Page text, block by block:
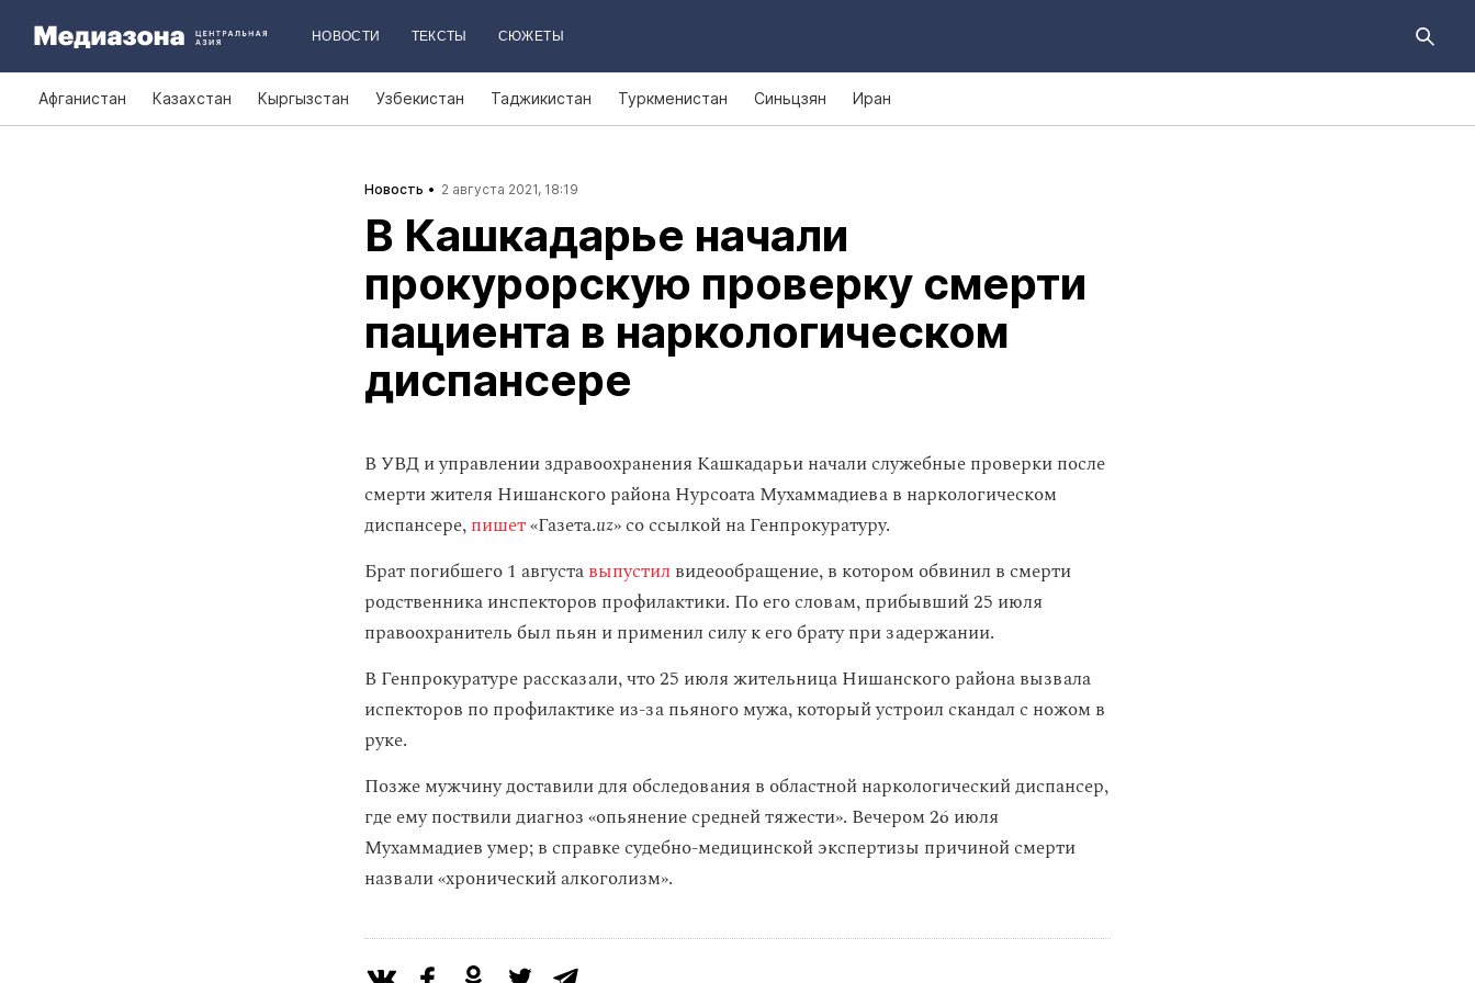
НОВОСТИ ТЕКСТЫ СЮЖЕТЫ
Афганистан Казахстан Кыргызстан Узбекистан Таджикистан Туркменистан Синьцзян Иран
Новость 2 августа 2021, 18:19
В Кашкадарье начали
прокурорскую проверку смерти
пациента в наркологическом
диспансере
В УВД и управлении здравоохранения Кашкадарьи начали служебные проверки после
смерти жителя Нишанского района Нурсоата Мухаммадиева в наркологическом
диспансере,пишет«Газета.uz» со ссылкой на Генпрокуратуру.
Брат погибшего 1 августавыпустил видеообращение, в котором обвинил в смерти
родственника инспекторов профилактики. По его словам, прибывший 25 июля
правоохранитель был пьян и применил силу к его брату при задержании.
В Генпрокуратуре рассказали, что 25 июля жительница Нишанского района вызвала
испекторов по профилактике из-за пьяного мужа, который устроил скандал с ножом в
руке.
Позже мужчину доставили для обследования в областной наркологический диспансер,
где ему поствили диагноз «опьянение средней тяжести». Вечером 26 июля
Мухаммадиев умер; в справке судебно-медицинской экспертизы причиной смерти
назвали «хронический алкоголизм».